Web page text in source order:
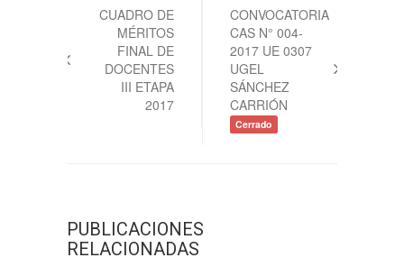
entradas
CUADRO DE
MÉRITOS
FINAL DE
DOCENTES
III ETAPA
2017
CONVOCATORIA
CAS N° 004-
2017 UE 0307
UGEL
SÁNCHEZ
CARRIÓN
Cerrado
PUBLICACIONES
RELACIONADAS